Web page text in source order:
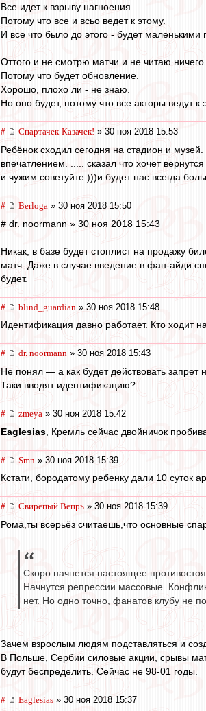
Все идет к взрыву нагноения.
Потому что все и всьо ведет к этому.
И все что было до этого - будет
Оттого и не смотрю матчи и не читаю ничего.
Потому что будет обновление.
Хорошо, плохо ли - не знаю.
Но оно будет, потому что все акторы ведут к
# Спартачек-Казачек! » 30 ноя 2018 15:53
Ребёнок сходил сегодня на стадион и
впечатлением. ..... сказал что хочет
и чужим советуйте )))и будет нас всегда
# Berloga » 30 ноя 2018 15:50
# dr. noormann » 30 ноя 2018 15:43
Никак, в базе будет стоплист на продажу
матч. Даже в случае введение в фан-айди
будет.
# blind_guardian » 30 ноя 2018 15:48
Идентификация давно работает. Кто ходит
# dr. noormann » 30 ноя 2018 15:43
Не понял — а как будет действовать запрет
Таки вводят идентификацию?
# zmeya » 30 ноя 2018 15:42
Eaglesias , Кремль сейчас двойничок
# Smn » 30 ноя 2018 15:39
Кстати, бородатому ребенку дали 10 суток
# Свирепый Вепрь » 30 ноя 2018 15:39
Рома,ты всерьёз считаешь,что основные
Скоро начнется настоящее
Начнутся репрессии массовые.
нет. Но одно точно, фанатов клубу не
Зачем взрослым людям подставляться и
В Польше, Сербии силовые акции, срывы
будут беспределить. Сейчас не 98-01 годы.
# Eaglesias » 30 ноя 2018 15:37